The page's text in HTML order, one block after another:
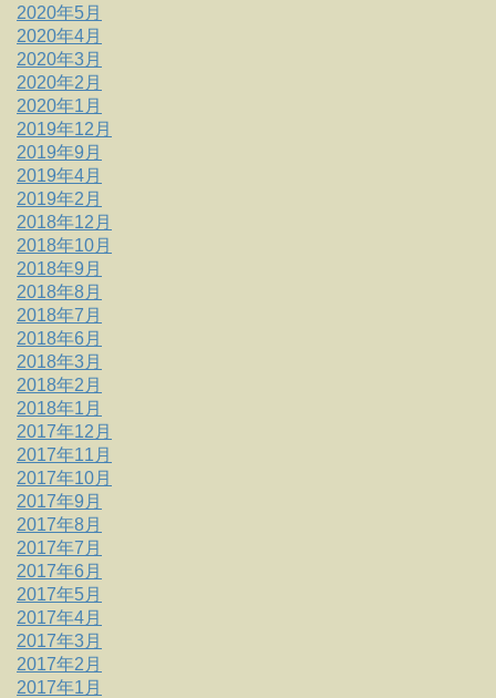
2020年5月
2020年4月
2020年3月
2020年2月
2020年1月
2019年12月
2019年9月
2019年4月
2019年2月
2018年12月
2018年10月
2018年9月
2018年8月
2018年7月
2018年6月
2018年3月
2018年2月
2018年1月
2017年12月
2017年11月
2017年10月
2017年9月
2017年8月
2017年7月
2017年6月
2017年5月
2017年4月
2017年3月
2017年2月
2017年1月